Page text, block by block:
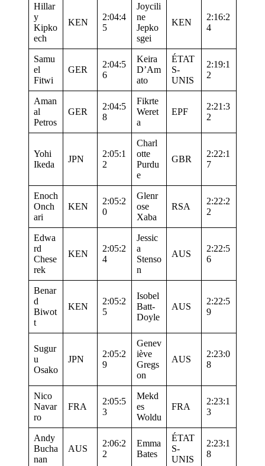
Hillar
y
Kipko
ech
KEN
2:04:4
5
Joycili
ne
Jepko
sgei
KEN
2:16:2
4
Samu
el
Fitwi
GER
2:04:5
6
Keira
D’Am
ato
ÉTAT
S-
UNIS
2:19:1
2
Aman
al
Petros
GER
2:04:5
8
Fikrte
Weret
a
EPF
2:21:3
2
Yohi
Ikeda
JPN
2:05:1
2
Charl
otte
Purdu
e
GBR
2:22:1
7
Enoch
Onch
ari
KEN
2:05:2
0
Glenr
ose
Xaba
RSA
2:22:2
2
Edwa
rd
Chese
rek
KEN
2:05:2
4
Jessic
a
Stenso
n
AUS
2:22:5
6
Benar
d
Biwot
t
KEN
2:05:2
5
Isobel
Batt-
Doyle
AUS
2:22:5
9
Sugur
u
Osako
JPN
2:05:2
9
Genev
iève
Gregs
on
AUS
2:23:0
8
Nico
Navar
ro
FRA
2:05:5
3
Mekd
es
Woldu
FRA
2:23:1
3
Andy
Bucha
nan
AUS
2:06:2
2
Emma
Bates
ÉTAT
S-
UNIS
2:23:1
8